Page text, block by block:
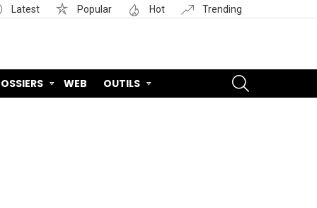
Latest Popular Hot Trending
WEB OUTILS